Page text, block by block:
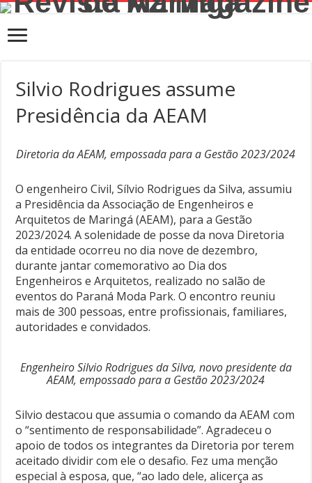
Silvio Rodrigues assume
Presidência da AEAM
Diretoria da AEAM, empossada para a Gestão 2023/2024
O engenheiro Civil, Sílvio Rodrigues da Silva, assumiu
a Presidência da Associação de Engenheiros e
Arquitetos de Maringá (AEAM), para a Gestão
2023/2024. A solenidade de posse da nova Diretoria
da entidade ocorreu no dia nove de dezembro,
durante jantar comemorativo ao Dia dos
Engenheiros e Arquitetos, realizado no salão de
eventos do Paraná Moda Park. O encontro reuniu
mais de 300 pessoas, entre profissionais, familiares,
autoridades e convidados.
Engenheiro Silvio Rodrigues da Silva, novo presidente da
AEAM, empossado para a Gestão 2023/2024
Silvio destacou que assumia o comando da AEAM com
o “sentimento de responsabilidade”. Agradeceu o
apoio de todos os integrantes da Diretoria por terem
aceitado dividir com ele o desafio. Fez uma menção
especial à esposa, que, “ao lado dele, alicerça as